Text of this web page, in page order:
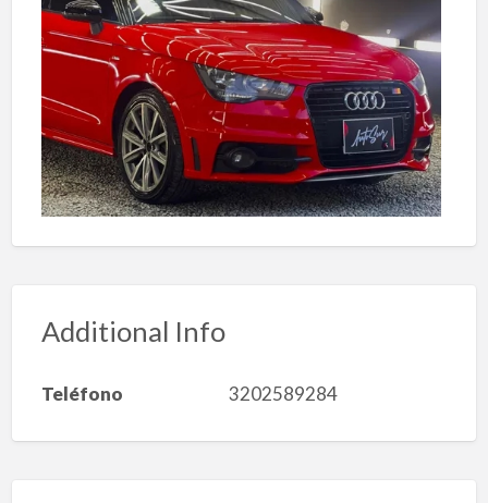
Additional Info
Teléfono 3202589284